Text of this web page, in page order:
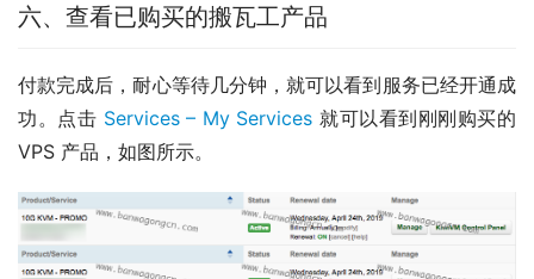
六、查看已购买的搬瓦工产品
付款完成后，耐心等待几分钟，就可以看到服务已经开通成
功。点击 Services – My Services 就可以看到刚刚购买的
VPS 产品，如图所示。